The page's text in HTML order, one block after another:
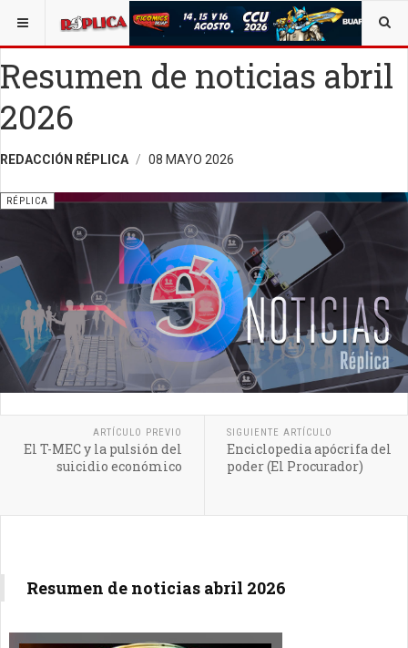
ESTÁ AQUÍ: ENTRETENIMIENTO
Resumen de noticias abril
2026
REDACCIÓN RÉPLICA 08 MAYO 2026
RÉPLICA
ARTÍCULO PREVIO
El T-MEC y la pulsión del
suicidio económico
SIGUIENTE ARTÍCULO
Enciclopedia apócrifa del
poder (El Procurador)
Resumen de noticias abril 2026